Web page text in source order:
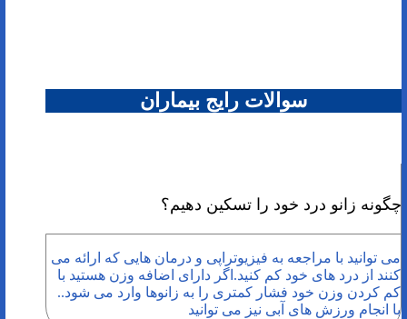
سوالات رایج بیماران
چگونه زانو درد خود را تسکین دهیم؟
می توانید با مراجعه به فیزیوتراپی و درمان هایی که ارائه می
کنند از درد های خود کم کنید.اگر دارای اضافه وزن هستید با
کم کردن وزن خود فشار کمتری را به زانوها وارد می شود..
با انجام ورزش های آبی نیز می توانید